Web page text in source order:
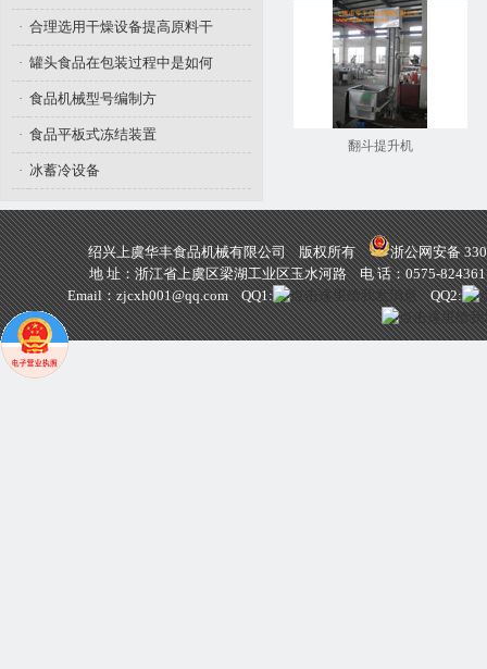
· 合理选用干燥设备提高原料干
· 罐头食品在包装过程中是如何
· 食品机械型号编制方
· 食品平板式冻结装置
· 冰蓄冷设备
翻斗提升机
绍兴上虞华丰食品机械有限公司 版权所有
浙公网安备
地 址：浙江省上虞区梁湖工业区玉水河路 电 话：0575-
Email：zjcxh001@qq.comQQ1: QQ2: